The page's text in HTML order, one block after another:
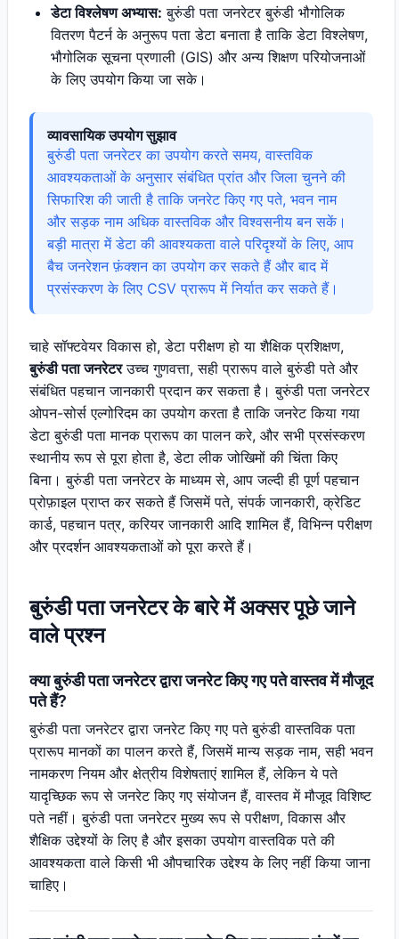
डेटा विश्लेषण अभ्यास: बुरुंडी पता जनरेटर बुरुंडी भौगोलिक
वितरण पैटर्न के अनुरूप पता डेटा बनाता है ताकि डेटा विश्लेषण,
भौगोलिक सूचना प्रणाली (GIS) और अन्य शिक्षण परियोजनाओं
के लिए उपयोग किया जा सके।
व्यावसायिक उपयोग सुझाव
बुरुंडी पता जनरेटर का उपयोग करते समय, वास्तविक
आवश्यकताओं के अनुसार संबंधित प्रांत और जिला चुनने की
सिफारिश की जाती है ताकि जनरेट किए गए पते, भवन नाम
और सड़क नाम अधिक वास्तविक और विश्वसनीय बन सकें।
बड़ी मात्रा में डेटा की आवश्यकता वाले परिदृश्यों के लिए, आप
बैच जनरेशन फ़ंक्शन का उपयोग कर सकते हैं और बाद में
प्रसंस्करण के लिए CSV प्रारूप में निर्यात कर सकते हैं।
चाहे सॉफ्टवेयर विकास हो, डेटा परीक्षण हो या शैक्षिक प्रशिक्षण,
बुरुंडी पता जनरेटरउच्च गुणवत्ता, सही प्रारूप वाले बुरुंडी पते और
संबंधित पहचान जानकारी प्रदान कर सकता है। बुरुंडी पता जनरेटर
ओपन-सोर्स एल्गोरिदम का उपयोग करता है ताकि जनरेट किया गया
डेटा बुरुंडी पता मानक प्रारूप का पालन करे, और सभी प्रसंस्करण
स्थानीय रूप से पूरा होता है, डेटा लीक जोखिमों की चिंता किए
बिना। बुरुंडी पता जनरेटर के माध्यम से, आप जल्दी ही पूर्ण पहचान
प्रोफ़ाइल प्राप्त कर सकते हैं जिसमें पते, संपर्क जानकारी, क्रेडिट
कार्ड, पहचान पत्र, करियर जानकारी आदि शामिल हैं, विभिन्न परीक्षण
और प्रदर्शन आवश्यकताओं को पूरा करते हैं।
बुरुंडी पता जनरेटर के बारे में अक्सर पूछे जाने
वाले प्रश्न
क्या बुरुंडी पता जनरेटर द्वारा जनरेट किए गए पते वास्तव में मौजूद
पते हैं?
बुरुंडी पता जनरेटर द्वारा जनरेट किए गए पते बुरुंडी वास्तविक पता
प्रारूप मानकों का पालन करते हैं, जिसमें मान्य सड़क नाम, सही भवन
नामकरण नियम और क्षेत्रीय विशेषताएं शामिल हैं, लेकिन ये पते
यादृच्छिक रूप से जनरेट किए गए संयोजन हैं, वास्तव में मौजूद विशिष्ट
पते नहीं। बुरुंडी पता जनरेटर मुख्य रूप से परीक्षण, विकास और
शैक्षिक उद्देश्यों के लिए है और इसका उपयोग वास्तविक पते की
आवश्यकता वाले किसी भी औपचारिक उद्देश्य के लिए नहीं किया जाना
चाहिए।